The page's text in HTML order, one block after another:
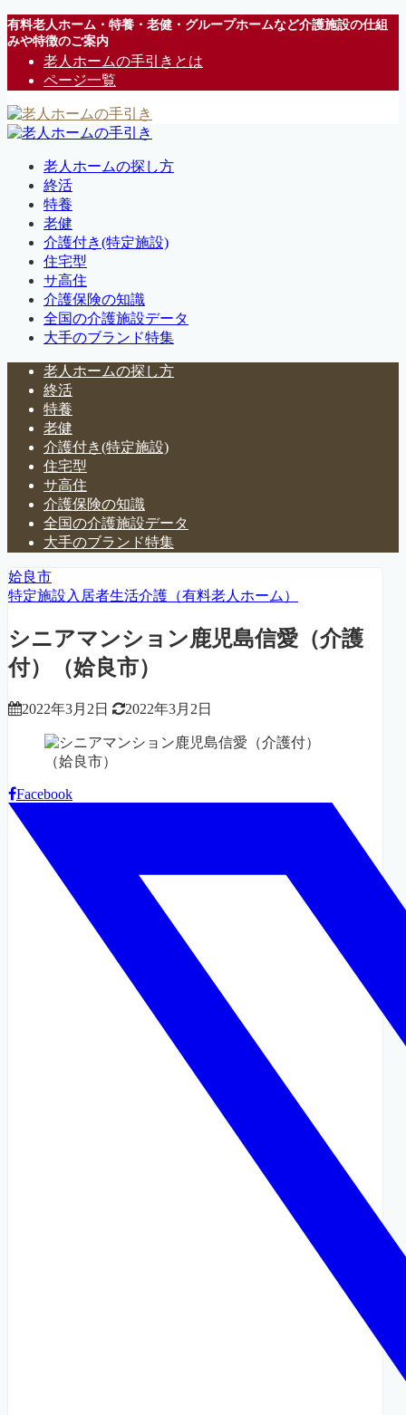
有料老人ホーム・特養・老健・グループホームなど介護施設の仕組
みや特徴のご案内
老人ホームの手引きとは
ページ一覧
老人ホームの探し方
終活
特養
老健
介護付き(特定施設)
住宅型
サ高住
介護保険の知識
全国の介護施設データ
大手のブランド特集
老人ホームの探し方
終活
特養
老健
介護付き(特定施設)
住宅型
サ高住
介護保険の知識
全国の介護施設データ
大手のブランド特集
姶良市
特定施設入居者生活介護（有料老人ホーム）
シニアマンション鹿児島信愛（介護
付）（姶良市）
2022年3月2日 2022年3月2日
Facebook